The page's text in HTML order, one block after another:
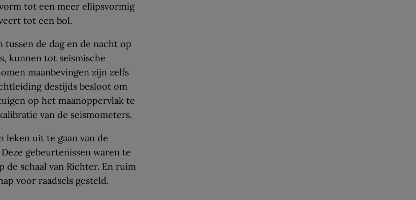
tot een meer ellipsvormig
tot een bol.
de dag en de nacht op
kunnen tot seismische
maanbevingen zijn zelfs
destijds besloot om
op het maanoppervlak te
van de seismometers.
leken uit te gaan van de
gebeurtenissen waren te
de schaal van Richter. En ruim
voor raadsels gesteld.